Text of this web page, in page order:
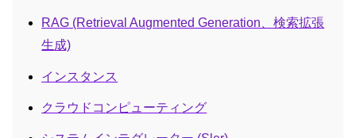
RAG (Retrieval Augmented Generation、検索拡張
生成)
インスタンス
クラウドコンピューティング